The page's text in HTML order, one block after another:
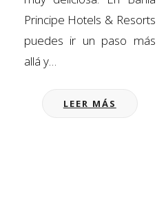
Principe Hotels & Resorts
puedes ir un paso más
allá y…
LEER MÁS